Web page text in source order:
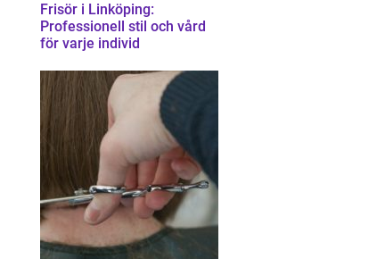
Frisör i Linköping:
Professionell stil och vård
för varje individ